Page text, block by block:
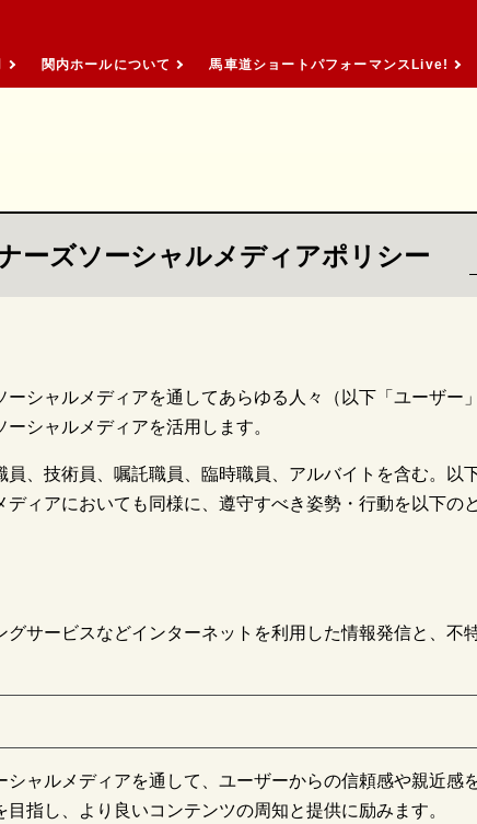
関内ホールについて 馬車道ショートパフォーマンスLive!
ーズソーシャルメディアポリシー
シャルメディアを通してあらゆる人々（以下「ユーザー
シャルメディアを活用します。
、技術員、嘱託職員、臨時職員、アルバイトを含む。以
ィアにおいても同様に、遵守すべき姿勢・行動を以下の
サービスなどインターネットを利用した情報発信と、不
シャルメディアを通して、ユーザーからの信頼感や親近感
指し、より良いコンテンツの周知と提供に励みます。